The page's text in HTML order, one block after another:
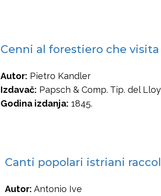
Cenni al forestiero che visita
Autor: Pietro Kandler
Izdavač: Papsch & Comp. Tip. del
Godina izdanja: 1845.
Canti popolari istriani
Autor: Antonio Ive